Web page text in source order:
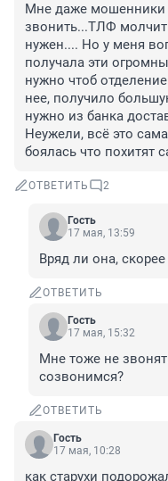
Мне даже мошенники
звонить...ТЛФ
нужен.... Но у меня
получала эти
нужно чтоб
нее, получило
нужно из банка
Неужели, всё это
боялась что похитят
ОТВЕТИТЬ 2
Гость
17 мая, 13:59
Вряд ли она,
ОТВЕТИТЬ
Гость
17 мая, 15:32
Мне тоже не
созвонимся?
ОТВЕТИТЬ
Гость
17 мая, 10:28
как старухи